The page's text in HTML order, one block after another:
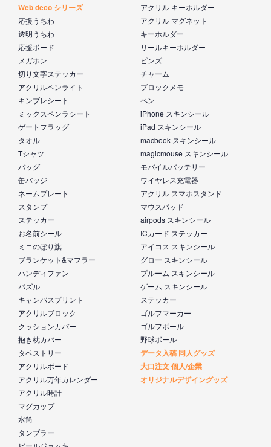
Web deco シリーズ
応援うちわ
透明うちわ
応援ボード
メガホン
切り文字ステッカー
アクリルペンライト
キンブレシート
ミックスペンラシート
ゲートフラッグ
タオル
Tシャツ
バッグ
缶バッジ
ネームプレート
スタンプ
ステッカー
お名前シール
ミニのぼり旗
ブランケット&マフラー
ハンディファン
パズル
キャンバスプリント
アクリルブロック
クッションカバー
抱き枕カバー
タペストリー
アクリルボード
アクリル万年カレンダー
アクリル時計
マグカップ
水筒
タンブラー
アクリル キーホルダー
アクリル マグネット
キーホルダー
リールキーホルダー
ピンズ
チャーム
ブロックメモ
ペン
iPhone スキンシール
iPad スキンシール
macbook スキンシール
magicmouse スキンシール
モバイルバッテリー
ワイヤレス充電器
アクリル スマホスタンド
マウスパッド
airpods スキンシール
ICカード ステッカー
アイコス スキンシール
グロー スキンシール
プルーム スキンシール
ゲーム スキンシール
ステッカー
ゴルフマーカー
ゴルフボール
野球ボール
データ入稿 同人グッズ
大口注文 個人/企業
オリジナルデザイングッズ